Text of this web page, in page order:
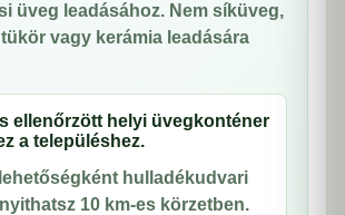
üveg leadásához. Nem síküveg,
vagy kerámia leadására
ellenőrzött helyi üvegkonténer
a településhez.
hulladékudvari
10 km-es körzetben.